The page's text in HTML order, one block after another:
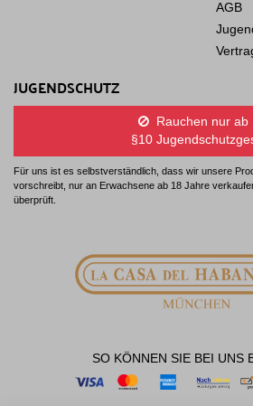
AGB
JUGENDSCHUTZ
Rauchen nur ab
§10
Für uns ist es selbstverständlich, dass wir unsere
vorschreibt, nur an Erwachsene ab 18 Jahre
überprüft.
SO KÖNNEN SIE BEI UNS